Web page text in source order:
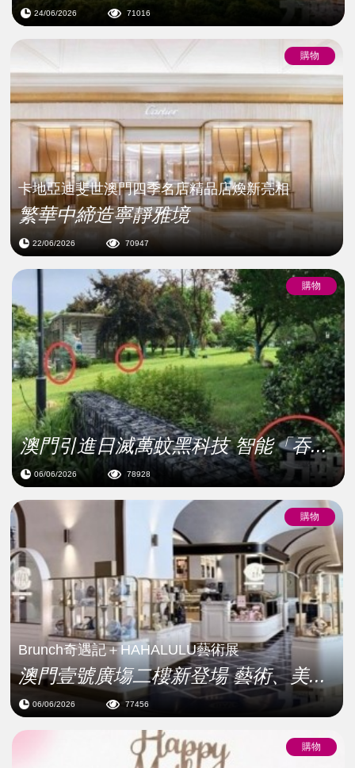
24/06/2026 71016
購物
卡地亞迪斐世澳⾨四季名店精品店煥新亮相
繁華中締造寧靜雅境
22/06/2026 70947
購物
澳門引進日滅萬蚊黑科技 智能「吞...
06/06/2026 78928
購物
Brunch奇遇記＋HAHALULU藝術展
澳門壹號廣塲二樓新登場 藝術、美...
06/06/2026 77456
購物